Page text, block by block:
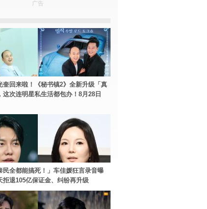
广告
奎回来啦！《秘书镇2》全新升级「真
这次连明星私生活都包办！8月28日
民全都能搞死！」车佳媛狂言录音曝
拒退105亿保证金、纠纷再升级